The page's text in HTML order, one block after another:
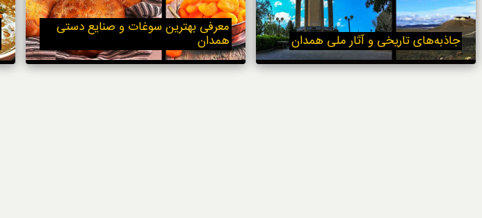
خوردنی‌ها
استایل
جاذبه‌های تاریخی و آثار ملی همدان
معرفی بهترین سوغات و صنایع دستی
همدان